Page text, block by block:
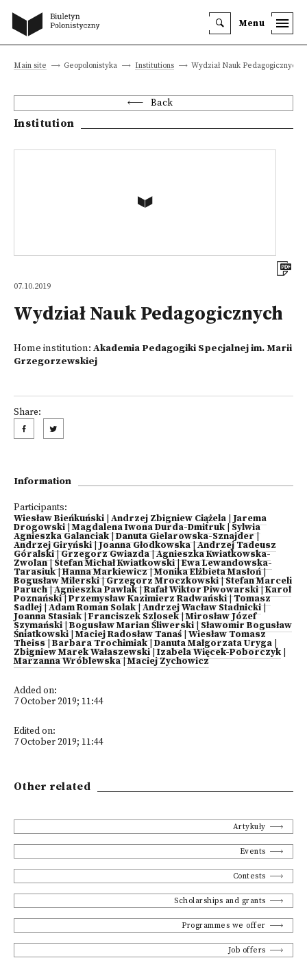
Menu
Main site Geopolonistyka Institutions Wydział Nauk Pedagogicznych
Back
Institution
07.10.2019
Wydział Nauk Pedagogicznych
Home institution: Akademia Pedagogiki Specjalnej im. Marii
Grzegorzewskiej
Share:
Information
Participants:
Wiesław Bieńkuński Andrzej Zbigniew Ciążela Jarema
Drogowski|Magdalena Iwona Durda-Dmitruk| Sylwia
Agnieszka Galanciak|Danuta Gielarowska-Sznajder|
Andrzej Giryński|Joanna Głodkowska|Andrzej Tadeusz
Góralski|Grzegorz Gwiazda|Agnieszka Kwiatkowska-
Zwolan|Stefan Michał Kwiatkowski|Ewa Lewandowska-
Tarasiuk|Hanna Markiewicz|Monika Elżbieta Masłoń|
Bogusław Milerski|Grzegorz Mroczkowski|Stefan Marceli
Paruch|Agnieszka Pawlak|Rafał Wiktor Piwowarski|Karol
Poznański|Przemysław Kazimierz Radwański|Tomasz
Sadlej|Adam Roman Solak|Andrzej Wacław Stadnicki|
Joanna Stasiak|Franciszek Szlosek|Mirosław Józef
Szymański|Bogusław Marian Śliwerski|Sławomir Bogusław
Śniatkowski|Maciej Radosław Tanaś|Wiesław Tomasz
Theiss|Barbara Trochimiak|Danuta Małgorzata Uryga
Zbigniew Marek Wałaszewski |Izabela Więcek-Poborczyk
Marzanna Wróblewska|Maciej Zychowicz
Added on:
7 October 2019; 11:44
Edited on:
7 October 2019; 11:44
Other related
Artykuły
Events
Contests
Scholarships and grants
Programmes we offer
Job offers